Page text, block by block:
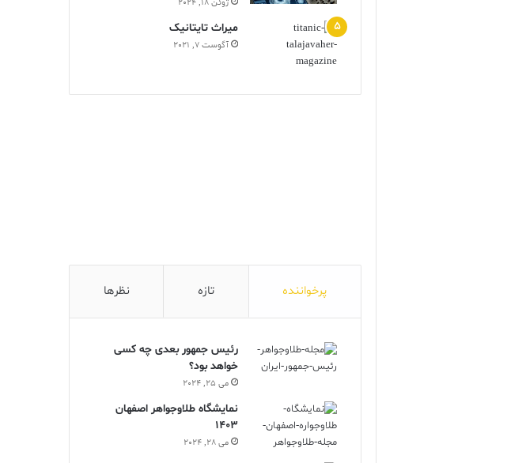
ژوئن 18, 2024
ميراث تايتانيک
آگوست 7, 2021
پرخواننده تازه نظرها
رئیس جمهور بعدی چه کسی
خواهد بود؟
می 25, 2024
نمایشگاه طلاوجواهر اصفهان
1403
می 28, 2024